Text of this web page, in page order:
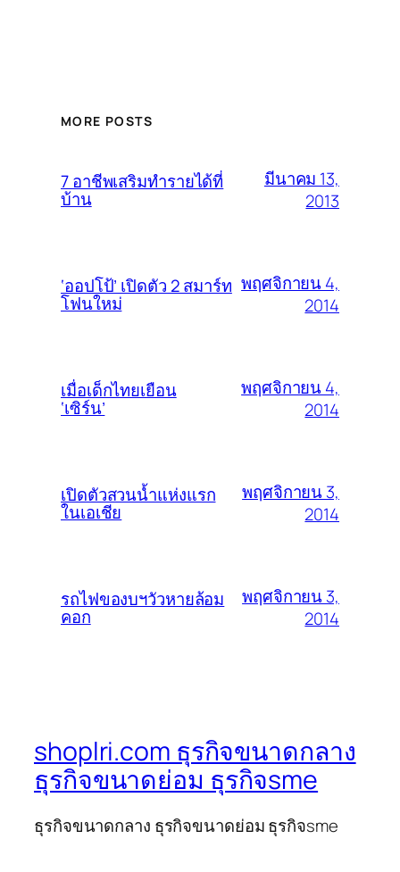
MORE POSTS
7 อาชีพเสริมทำรายได้ที่
บ้าน
มีนาคม 13,
2013
‘ออปโป้’ เปิดตัว 2 สมาร์ท
โฟนใหม่
พฤศจิกายน 4,
2014
เมื่อเด็กไทยเยือน
‘เซิร์น’
พฤศจิกายน 4,
2014
เปิดตัวสวนน้ำแห่งแรก
ในเอเชีย
พฤศจิกายน 3,
2014
รถไฟของบฯวัวหายล้อม
คอก
พฤศจิกายน 3,
2014
shoplri.com ธุรกิจขนาดกลาง
ธุรกิจขนาดย่อม ธุรกิจsme
ธุรกิจขนาดกลาง ธุรกิจขนาดย่อม ธุรกิจsme